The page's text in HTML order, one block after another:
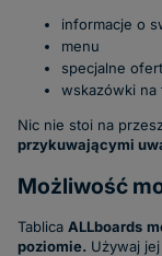
informacje o
menu
specjalne
wskazówki na
Nic nie stoi na
przykuwającymi
Możliwość
Tablica ALLboards
poziomie. Używaj